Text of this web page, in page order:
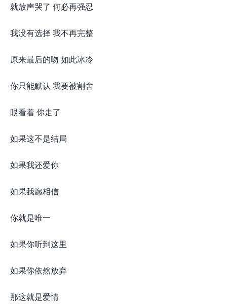
就放声哭了 何必再强忍
我没有选择 我不再完整
原来最后的吻 如此冰冷
你只能默认 我要被割舍
眼看着 你走了
如果这不是结局
如果我还爱你
如果我愿相信
你就是唯一
如果你听到这里
如果你依然放弃
那这就是爱情